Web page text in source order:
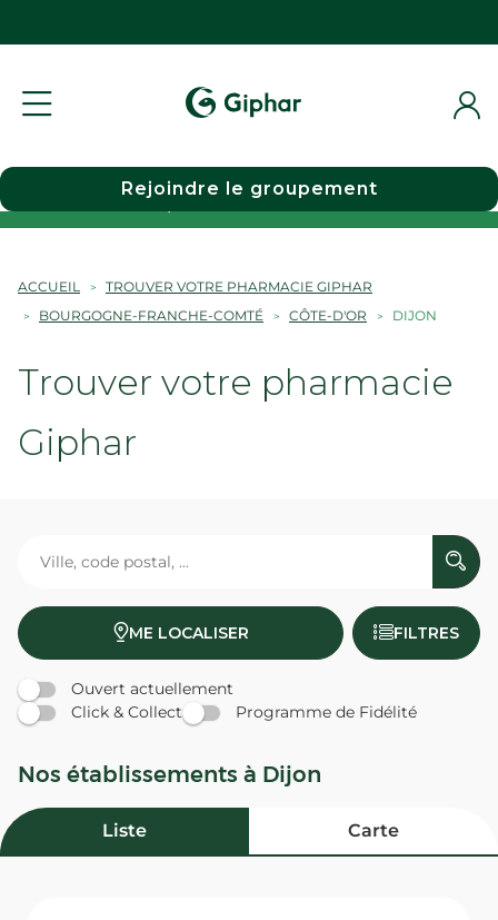
Choisir une pharmacie
Rejoindre le groupement
ACCUEIL
TROUVER VOTRE PHARMACIE GIPHAR
BOURGOGNE-FRANCHE-COMTÉ
CÔTE-D'OR DIJON
Trouver votre pharmacie
Giphar
ME LOCALISER FILTRES
Ouvert actuellement
Click & Collect
Programme de Fidélité
Nos établissements à Dijon
Liste Carte